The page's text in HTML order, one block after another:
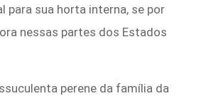
para sua horta interna, se por
nessas partes dos Estados
perene da família da